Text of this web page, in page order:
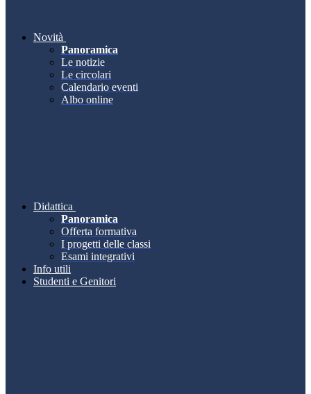
Novità
Panoramica
Le notizie
Le circolari
Calendario eventi
Albo online
Didattica
Panoramica
Offerta formativa
I progetti delle classi
Esami integrativi
Info utili
Studenti e Genitori